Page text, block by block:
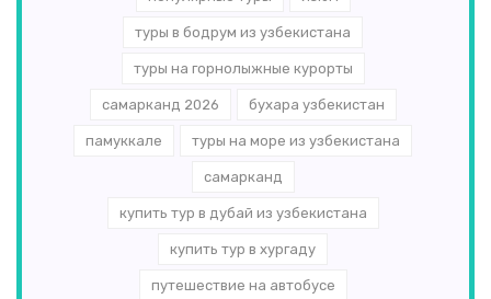
туры в бодрум из узбекистана
туры на горнолыжные курорты
самарканд 2026 бухара узбекистан
памуккале туры на море из узбекистана
самарканд
купить тур в дубай из узбекистана
купить тур в хургаду
путешествие на автобусе